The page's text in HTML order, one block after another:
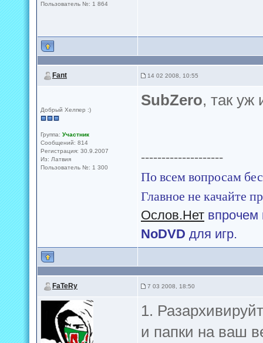
Пользователь №: 1 864
Fant 14 02 2008, 10:55
Добрый Хелпер :)
Группа: Участник
Сообщений: 814
Регистрация: 30.9.2007
Из: Латвия
Пользователь №: 1 300
SubZero, так уж
--------------------
По всем вопросам
Главное не качайте
Ослов.Нет впрочем
NoDVD для игр.
FaTeRy 7 03 2008, 18:50
1.
и папки на ваш